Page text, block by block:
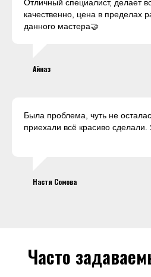
Отличный специалист, делает
качественно, цена в пределах
данного мастера🤝
Айназ
Была проблема, чуть не
приехали всё красиво
Настя Сомова
Часто